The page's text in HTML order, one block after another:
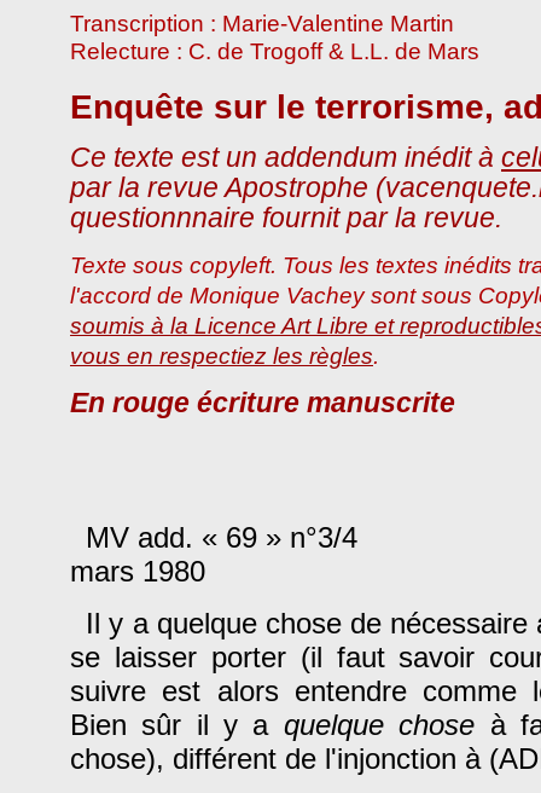
Transcription : Marie-Valentine Martin
Relecture : C. de Trogoff & L.L. de Mars
Enquête sur le terrorisme,
Ce texte est un addendum inédit à
par la revue Apostrophe
questionnnaire fournit par la revue.
Texte sous copyleft. Tous les textes inédits
l'accord de Monique Vachey sont sous
soumis à la Licence Art Libre et
vous en respectiez les règles.
En rouge écriture manuscrite
MV add. « 69 » n°3/4
mars 1980
Il y a quelque chose de
se laisser porter (il faut savoir
suivre est alors entendre comme
Bien sûr il y a quelque chose à
chose), différent de l'injonction à